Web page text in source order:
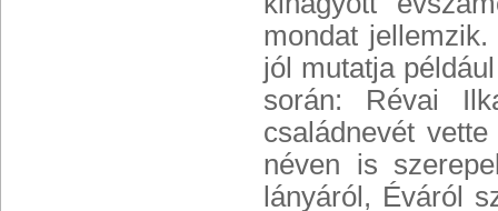
mondat
jól mutatja
során: Révai
családnevét
néven is
lányáról, Éváról